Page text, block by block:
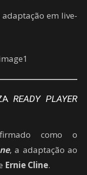
em live-
READY PLAYER
como o
, a adaptação ao
Ernie Cline.